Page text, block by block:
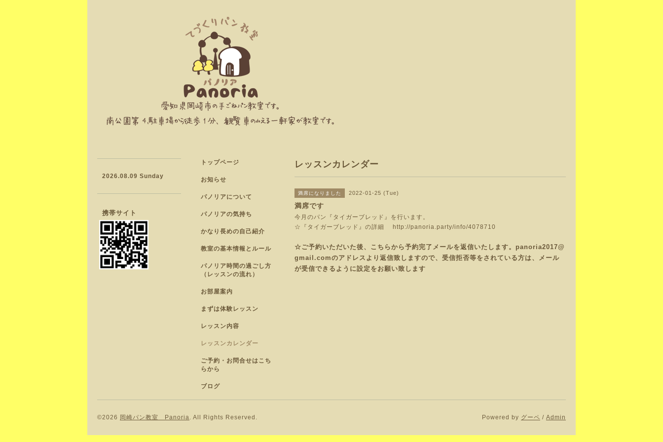
レッスンカレンダー
満席になりました 2022-01-25 (Tue)
満席です
今月のパン『タイガーブレッド』を行います。
☆『タイガーブレッド』の詳細
http://panoria.party/info/4078710
☆ご予約いただいた後、こちらから予約完了メールを返信いたします。panoria2017@
gmail.comのアドレスより返信致しますので、受信拒否等をされている方は、メール
が受信できるように設定をお願い致します
トップページ
お知らせ
パノリアについて
パノリアの気持ち
かなり長めの自己紹介
教室の基本情報とルール
パノリア時間の過ごし方
（レッスンの流れ）
お部屋案内
まずは体験レッスン
レッスン内容
レッスンカレンダー
ご予約・お問合せはこち
らから
ブログ
2026.08.09 Sunday
携帯サイト
©2026 岡崎パン教室 Panoria. All Rights Reserved. Powered by グーペ / Admin